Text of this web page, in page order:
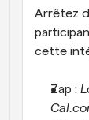
Arrêtez
cette
Zap :